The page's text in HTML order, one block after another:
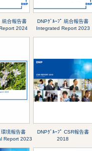
統合報告書
2024
DNPｸﾞﾙｰﾌﾟ 統合報告書
Integrated Report 2023
環境報告書
Report 2023
DNPｸﾞﾙｰﾌﾟ CSR報告書
2018